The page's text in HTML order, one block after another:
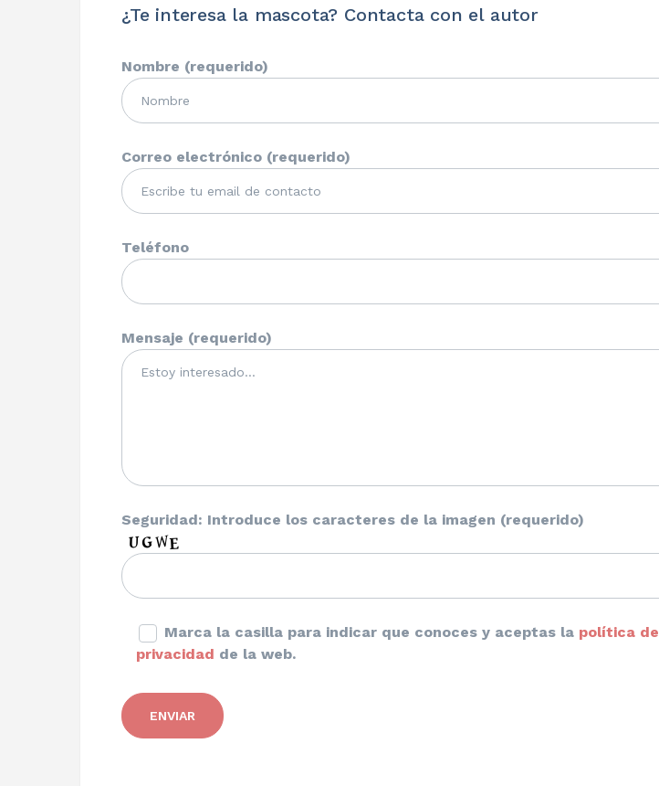
¿Te interesa la mascota? Contacta con el autor
Nombre (requerido)
Correo electrónico (requerido)
Teléfono
Mensaje (requerido)
Seguridad: Introduce los caracteres de la imagen (requerido)
Marca la casilla para indicar que conoces y aceptas la política de
privacidad de la web.